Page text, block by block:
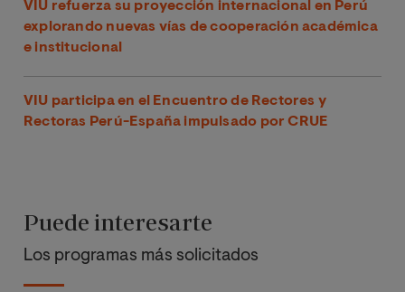
VIU refuerza su proyección internacional en Perú
explorando nuevas vías de cooperación académica
e institucional
VIU participa en el Encuentro de Rectores y
Rectoras Perú-España impulsado por CRUE
Puede interesarte
Los programas más solicitados